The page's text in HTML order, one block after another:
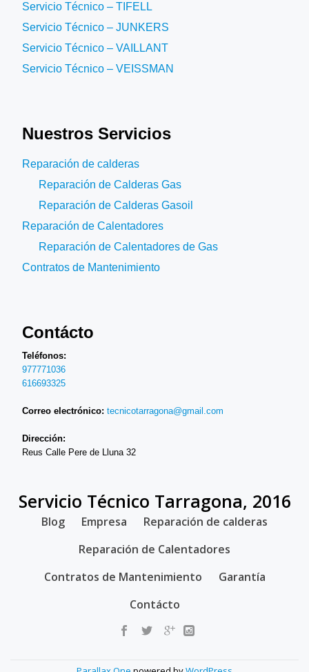
Servicio Técnico – TIFELL
Servicio Técnico – JUNKERS
Servicio Técnico – VAILLANT
Servicio Técnico – VEISSMAN
Nuestros Servicios
Reparación de calderas
Reparación de Calderas Gas
Reparación de Calderas Gasoil
Reparación de Calentadores
Reparación de Calentadores de Gas
Contratos de Mantenimiento
Contácto
Teléfonos:
977771036
616693325
Correo electrónico: tecnicotarragona@gmail.com
Dirección:
Reus Calle Pere de Lluna 32
Servicio Técnico Tarragona, 2016
SECONDARY
Blog Empresa
Reparación de calderas
Reparación de Calentadores
Contratos de Mantenimiento
Garantía
Contácto